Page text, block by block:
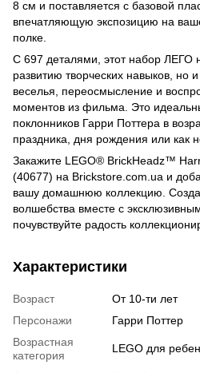
8 см и поставляется с базовой
впечатляющую экспозицию на
полке.
С 697 деталями, этот набор ЛЕГО
развитию творческих навыков, но
веселья, переосмысление и
моментов из фильма. Это
поклонников Гарри Поттера в
праздника, дня рождения или как
Закажите LEGO® BrickHeadz™
(40677) на Brickstore.com.ua и
вашу домашнюю коллекцию.
волшебства вместе с
почувствуйте радость
Характеристики
Возраст
От 10-ти лет
Персонажи
Гарри Поттер
Возрастная
категория
LEGO для